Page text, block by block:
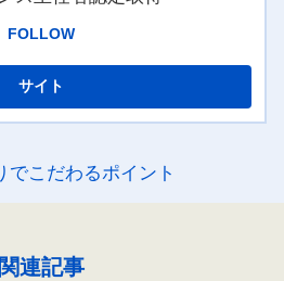
FOLLOW
でこだわるポイント
関連記事